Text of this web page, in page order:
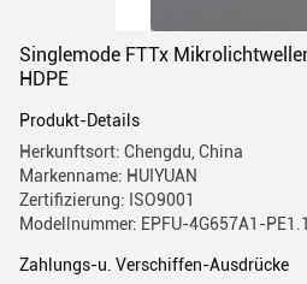
Singlemode FTTx
HDPE
Produkt-Details
Herkunftsort: Chengdu, China
Markenname: HUIYUAN
Zertifizierung: ISO9001
Modellnummer: EPFU-4G657A1-
Zahlungs-u. Verschiffen-Ausdrücke